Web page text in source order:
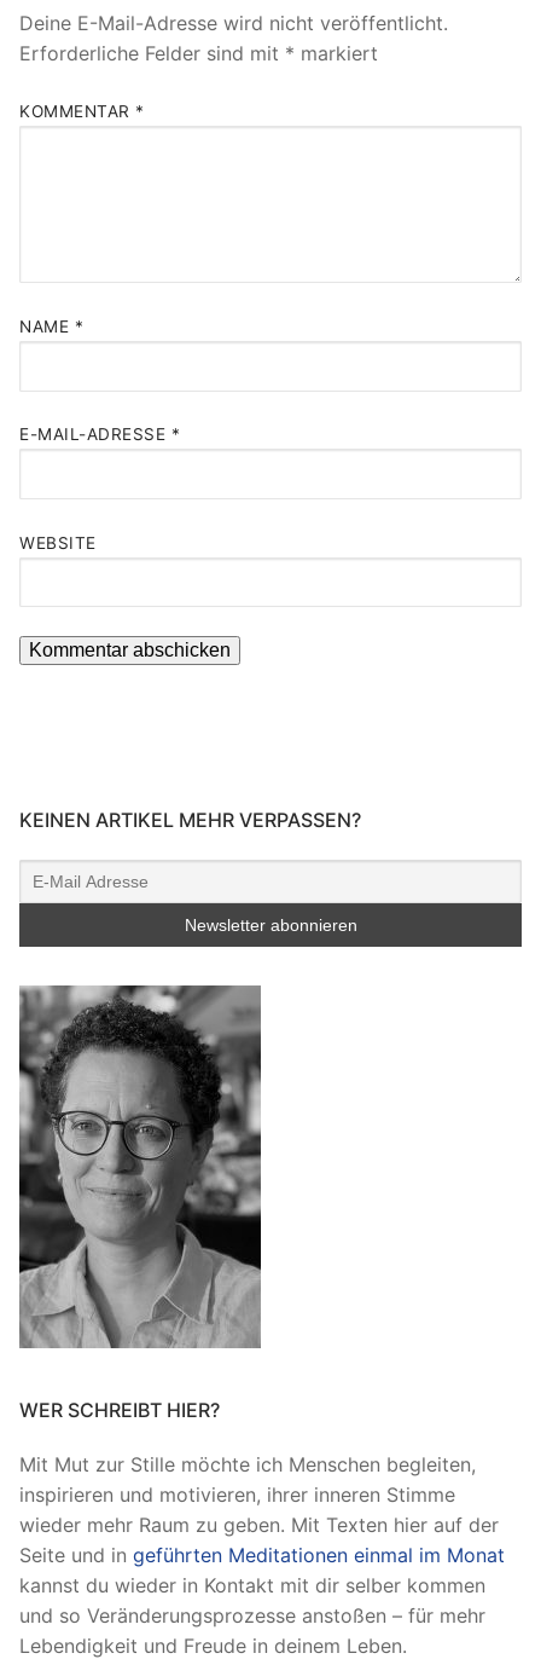
Deine E-Mail-Adresse wird nicht veröffentlicht.
Erforderliche Felder sind mit * markiert
KOMMENTAR *
NAME *
E-MAIL-ADRESSE *
WEBSITE
KEINEN ARTIKEL MEHR VERPASSEN?
WER SCHREIBT HIER?
Mit Mut zur Stille möchte ich Menschen begleiten,
inspirieren und motivieren, ihrer inneren Stimme
wieder mehr Raum zu geben. Mit Texten hier auf der
Seite und in geführten Meditationen einmal im Monat
kannst du wieder in Kontakt mit dir selber kommen
und so Veränderungsprozesse anstoßen – für mehr
Lebendigkeit und Freude in deinem Leben.